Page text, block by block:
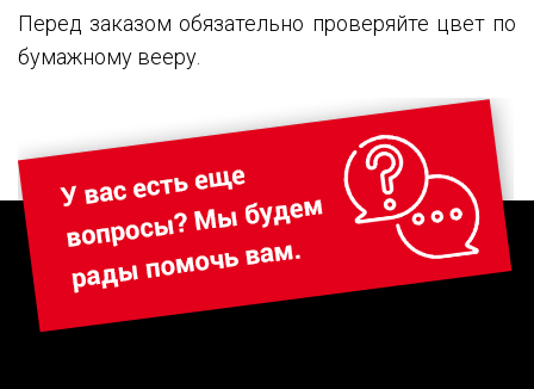
Перед заказом обязательно проверяйте цвет по
бумажному вееру.